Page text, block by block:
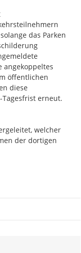
das Parken
angekoppeltes
öffentlichen
diese
erneut.
welcher
der dortigen